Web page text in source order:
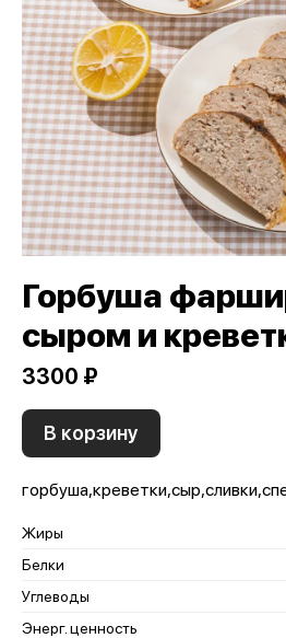
Горбуша
сыром и
3300 ₽
В корзину
Жиры
Белки
Углеводы
Энерг. ценность